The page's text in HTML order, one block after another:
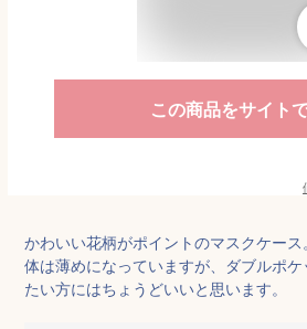
この商品をサイト
かわいい花柄がポイントのマスクケー
体は薄めになっていますが、ダブルポ
たい方にはちょうどいいと思います。